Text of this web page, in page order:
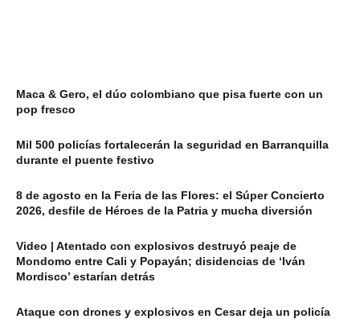
Maca & Gero, el dúo colombiano que pisa fuerte con un
pop fresco
Mil 500 policías fortalecerán la seguridad en Barranquilla
durante el puente festivo
8 de agosto en la Feria de las Flores: el Súper Concierto
2026, desfile de Héroes de la Patria y mucha diversión
Video | Atentado con explosivos destruyó peaje de
Mondomo entre Cali y Popayán; disidencias de ‘Iván
Mordisco’ estarían detrás
Ataque con drones y explosivos en Cesar deja un policía